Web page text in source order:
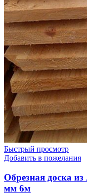
Быстрый просмотр
Добавить в пожелания
Обрезная доска
мм 6м